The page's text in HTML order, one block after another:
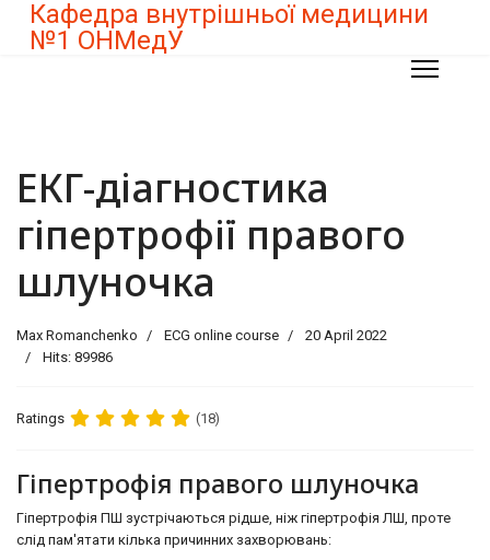
Кафедра внутрішньої медицини
№1 ОНМедУ
ЕКГ-діагностика
гіпертрофії правого
шлуночка
Max Romanchenko ECG online course
20 April 2022
Hits: 89986
Ratings (18)
Гіпертрофія правого шлуночка
Гіпертрофія ПШ зустрічаються рідше, ніж гіпертрофія ЛШ, проте
слід пам'ятати кілька причинних захворювань: